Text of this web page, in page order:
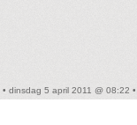
• dinsdag 5 april 2011 @ 08:22